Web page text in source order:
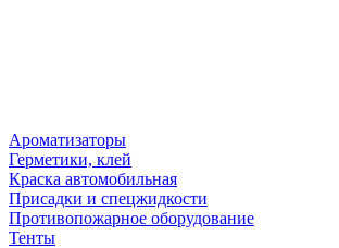
Ароматизаторы
Герметики, клей
Краска автомобильная
Присадки и спецжидкости
Противопожарное оборудование
Тенты